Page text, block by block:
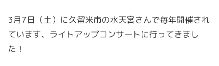
3月7日（土）に久留米市の水天宮さんで毎年開催され
ています、ライトアップコンサートに行ってきまし
た！